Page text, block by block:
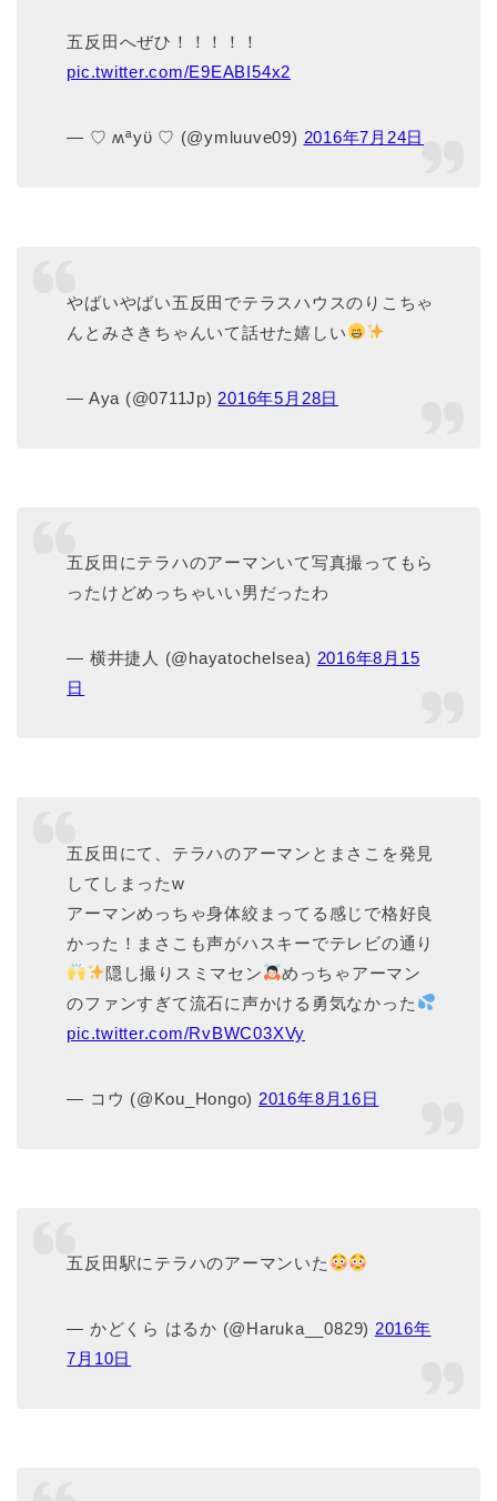
五反田へぜひ！！！！！
pic.twitter.com/E9EABI54x2
— ♡ ʍªyϋ ♡ (@ymluuve09) 2016年7月24日
やばいやばい五反田でテラスハウスのりこちゃ
んとみさきちゃんいて話せた嬉しい
— Aya (@0711Jp) 2016年5月28日
五反田にテラハのアーマンいて写真撮ってもら
ったけどめっちゃいい男だったわ
— 横井捷人 (@hayatochelsea) 2016年8月15
日
五反田にて、テラハのアーマンとまさこを発見
してしまったw
アーマンめっちゃ身体絞まってる感じで格好良
かった！まさこも声がハスキーでテレビの通り
隠し撮りスミマセン
めっちゃアーマン
のファンすぎて流石に声かける勇気なかった
pic.twitter.com/RvBWC03XVy
— コウ (@Kou_Hongo) 2016年8月16日
五反田駅にテラハのアーマンいた
— かどくら はるか (@Haruka__0829) 2016年
7月10日